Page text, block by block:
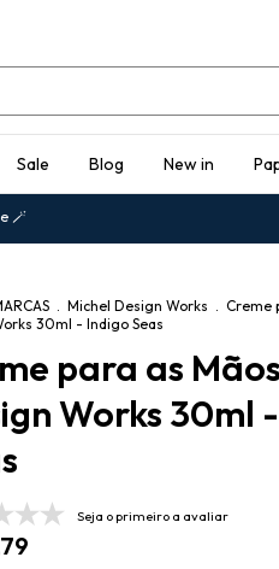
Sale Blog New in
🪄
. Michel Design Works . Creme
30ml - Indigo Seas
para as
Works 30ml
Seja o primeiro a avaliar